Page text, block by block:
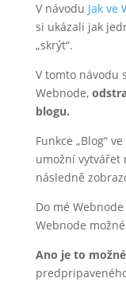
V návodu Jak ve
si ukázali jak
„skrýt“.
V tomto návodu
Webnode,
blogu.
Funkce „Blog“
umožní vytvářet
následně
Do mé
Webnode
Ano je to možné